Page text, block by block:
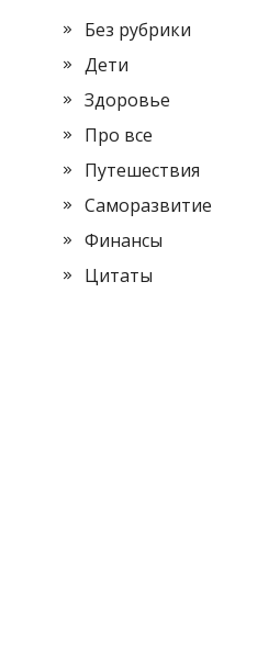
Без рубрики
Дети
Здоровье
Про все
Путешествия
Саморазвитие
Финансы
Цитаты